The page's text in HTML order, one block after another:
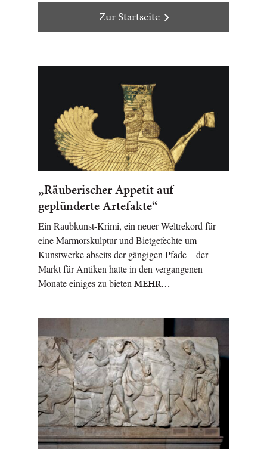
Zur Startseite
„Räuberischer Appetit auf
geplünderte Artefakte“
Ein Raubkunst-Krimi, ein neuer Weltrekord für
eine Marmorskulptur und Bietgefechte um
Kunstwerke abseits der gängigen Pfade – der
Markt für Antiken hatte in den vergangenen
Monate einiges zu bieten MEHR…